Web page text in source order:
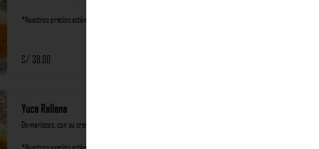
*Nuestros precios están expresados en soles e
S/ 38.00
Yuca Rellena
De mariscos, con su crema de rocoto y criolla.
*Nuestros precios están expresados en soles e